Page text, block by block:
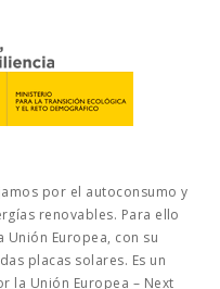
por el autoconsumo y
renovables. Para ello
Europea, con su
placas solares. Es un
la Unión Europea – Next